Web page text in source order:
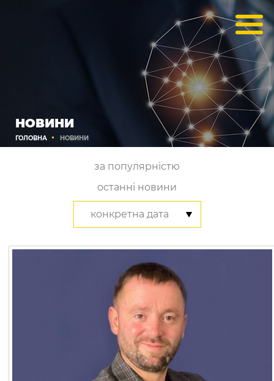
НОВИНИ
ГОЛОВНА НОВИНИ
за популярністю
останні новини
конкретна дата